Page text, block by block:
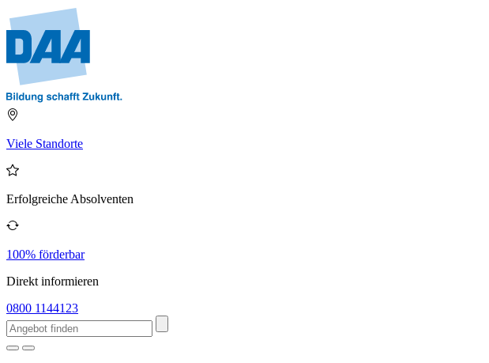
Viele Standorte
Erfolgreiche Absolventen
100% förderbar
Direkt informieren
0800 1144123